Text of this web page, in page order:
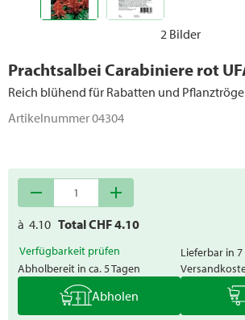
2 Bilder
Prachtsalbei Carabiniere rot
Reich blühend für Rabatten und
Artikelnummer04304
remove add
à 4.10 Total CHF4.10
Verfügbarkeit prüfen
Abholbereit in ca. 5 Tagen
Lieferbar in
Abholen